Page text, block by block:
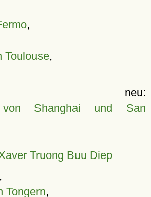
,
Toulouse,
von Shanghai und San
Truong Buu Diep
Tongern,